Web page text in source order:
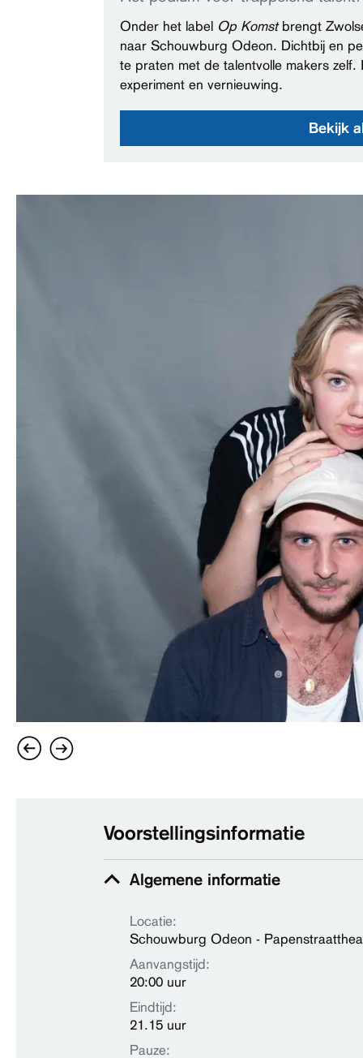
Onder het label Op Komstbrengt
naar Schouwburg Odeon. Dichtbij en
te praten met de talentvolle makers
experiment en vernieuwing.
Bekijk
Voorstellingsinformatie
Algemene informatie
Locatie:
Schouwburg Odeon -
Aanvangstijd:
20:00 uur
Eindtijd:
21.15 uur
Pauze: